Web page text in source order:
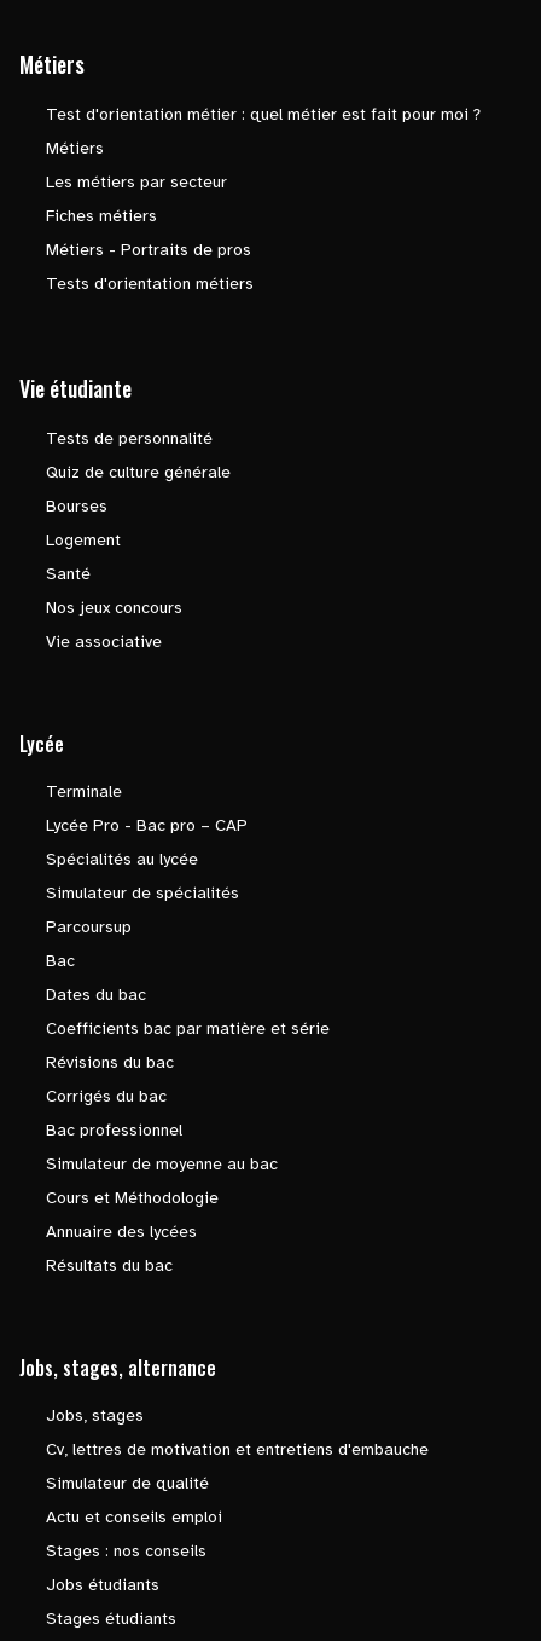
Métiers
Test d'orientation métier : quel métier est fait pour moi ?
Métiers
Les métiers par secteur
Fiches métiers
Métiers - Portraits de pros
Tests d'orientation métiers
Vie étudiante
Tests de personnalité
Quiz de culture générale
Bourses
Logement
Santé
Nos jeux concours
Vie associative
Lycée
Terminale
Lycée Pro - Bac pro – CAP
Spécialités au lycée
Simulateur de spécialités
Parcoursup
Bac
Dates du bac
Coefficients bac par matière et série
Révisions du bac
Corrigés du bac
Bac professionnel
Simulateur de moyenne au bac
Cours et Méthodologie
Annuaire des lycées
Résultats du bac
Jobs, stages, alternance
Jobs, stages
Cv, lettres de motivation et entretiens d'embauche
Simulateur de qualité
Actu et conseils emploi
Stages : nos conseils
Jobs étudiants
Stages étudiants